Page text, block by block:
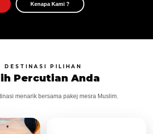
Kenapa Kami ?
DESTINASI PILIHAN
Percutian Anda
menarik bersama pakej mesra Muslim.